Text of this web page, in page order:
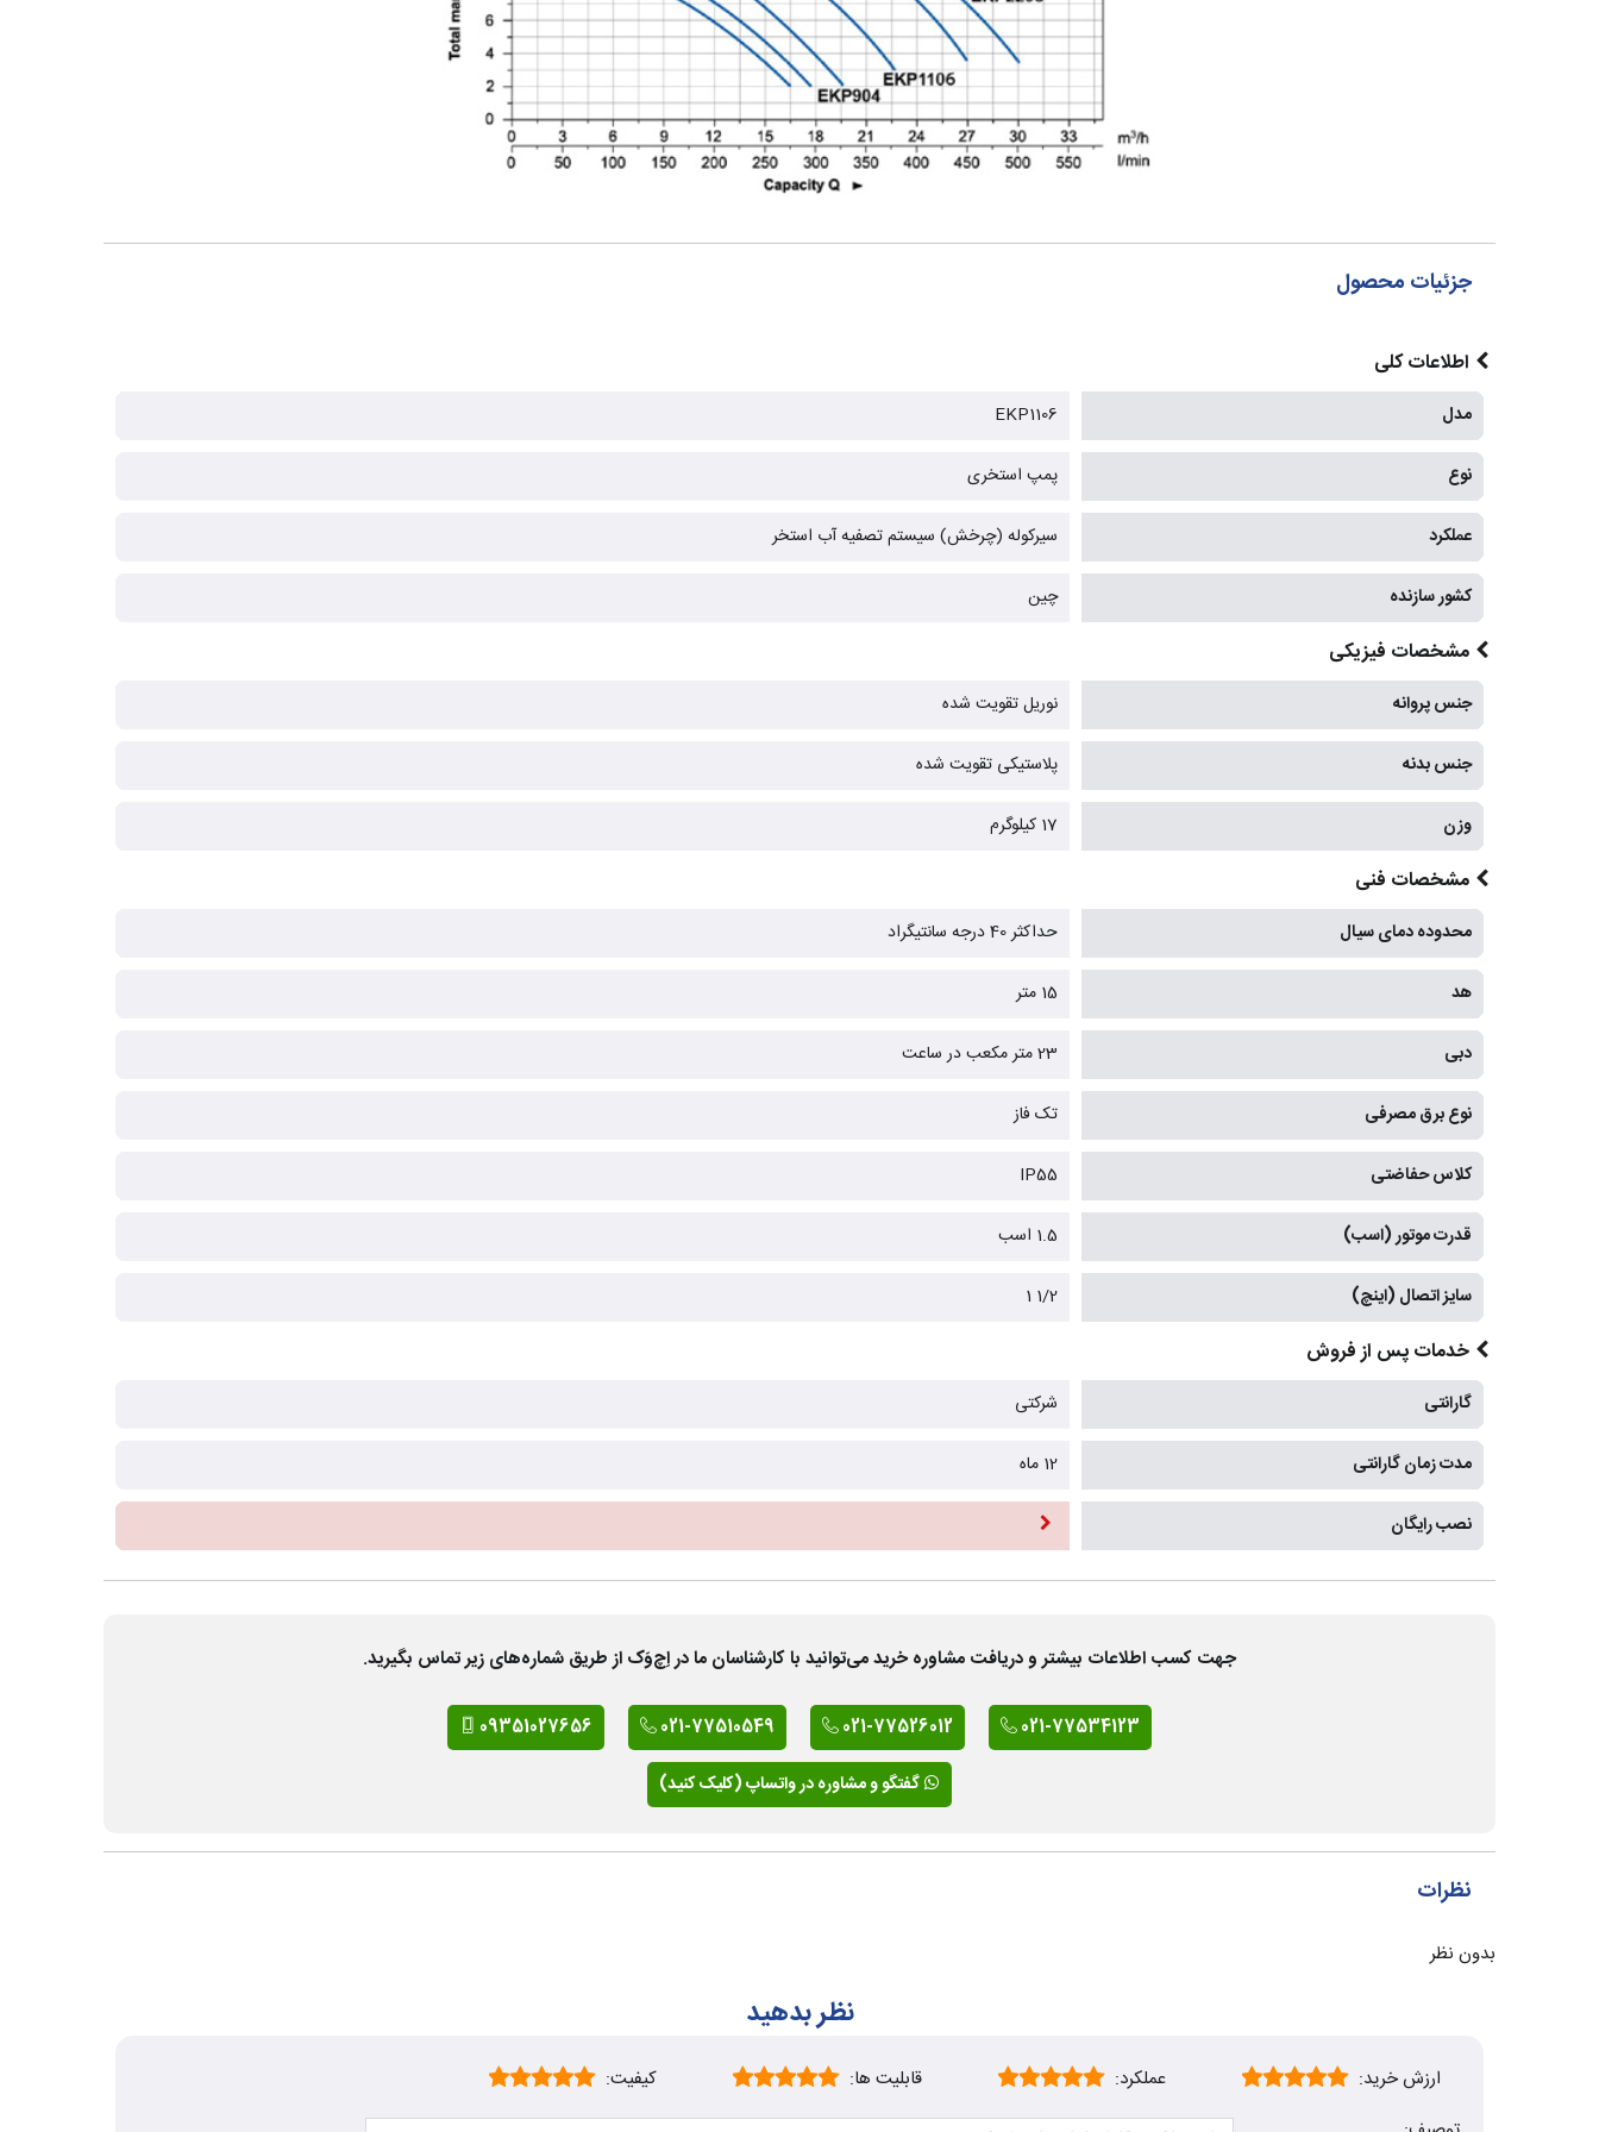
جزئیات محصول
اطلاعات کلی
مدل EKP1106
نوع پمپ استخری
عملکرد سیرکوله (چرخش) سیستم تصفیه آب استخر
کشور سازنده چین
مشخصات فیزیکی
جنس پروانه نوریل تقویت شده
جنس بدنه پلاستیکی تقویت شده
وزن 17 کیلوگرم
مشخصات فنی
محدوده دمای سیال حداکثر 40 درجه سانتیگراد
هد 15 متر
دبی 23 متر مکعب در ساعت
نوع برق مصرفی تک فاز
کلاس حفاضتی IP55
قدرت موتور (اسب) 1.5 اسب
سایز اتصال (اینچ) 1/2 1
خدمات پس از فروش
گارانتی شرکتی
مدت زمان گارانتی 12 ماه
نصب رایگان
جهت کسب اطلاعات بیشتر و دریافت مشاوره خرید می‌توانید با کارشناسان ما در اِچ‌وَک از طریق شماره‌های زیر تماس بگیرید.
021-77534123
021-77526012
021-77510549
09351027656
گفتگو و مشاوره در واتساپ (کلیک کنید)
نظرات
بدون نظر
نظر بدهید
ارزش خرید: عملکرد: قابلیت ها:
کیفیت: